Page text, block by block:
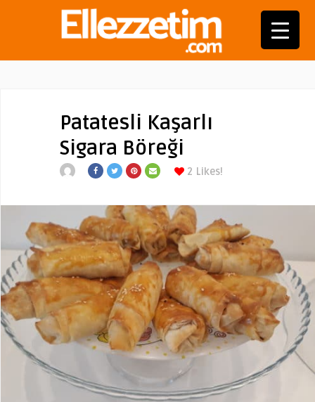
Patatesli Kaşarlı
Sigara Böreği
2 Likes!